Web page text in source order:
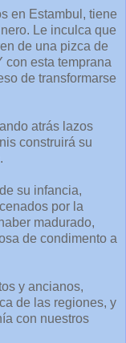
en Estambul, tiene
Le inculca que
de una pizca de
esta temprana
de transformarse
atrás lazos
construirá su
su infancia,
por la
madurado,
de condimento a
y ancianos,
de las regiones, y
con nuestros